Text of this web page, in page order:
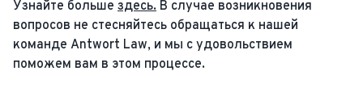
Узнайте больше здесь. В случае возникновения
вопросов не стесняйтесь обращаться к нашей
команде Antwort Law, и мы с удовольствием
поможем вам в этом процессе.